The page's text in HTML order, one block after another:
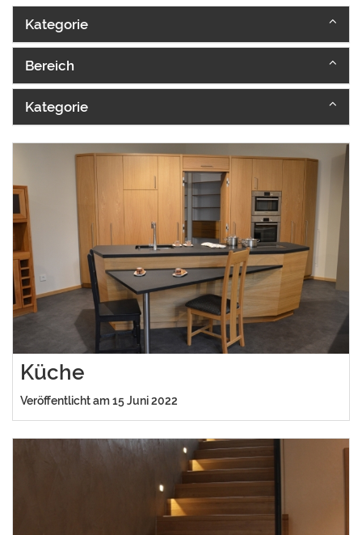
Kategorie
Bereich
Kategorie
Küche
Veröffentlicht am 15 Juni 2022